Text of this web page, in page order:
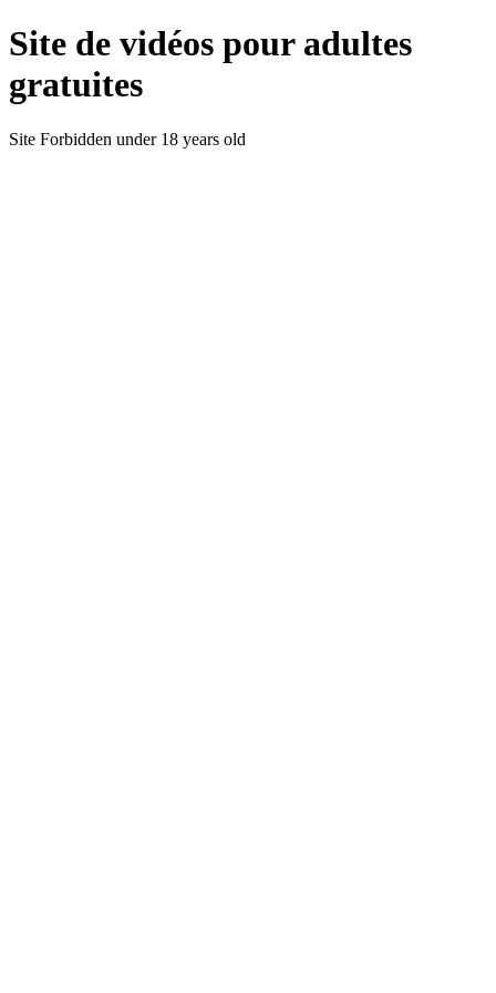
Site de vidéos pour adultes
gratuites
Site Forbidden under 18 years old